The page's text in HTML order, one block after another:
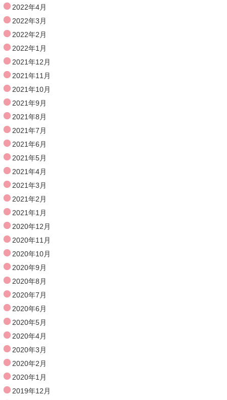
2022年4月
2022年3月
2022年2月
2022年1月
2021年12月
2021年11月
2021年10月
2021年9月
2021年8月
2021年7月
2021年6月
2021年5月
2021年4月
2021年3月
2021年2月
2021年1月
2020年12月
2020年11月
2020年10月
2020年9月
2020年8月
2020年7月
2020年6月
2020年5月
2020年4月
2020年3月
2020年2月
2020年1月
2019年12月